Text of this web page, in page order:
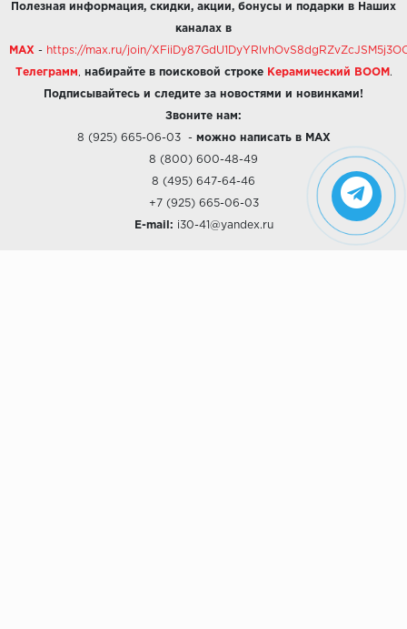
Полезная информация, скидки, акции, бонусы и подарки в Наших
каналах в
MAX - https://max.ru/join/
Телеграмм набирайте в поисковой строке Керамический BOOM .
Подписывайтесь и следите за новостями и новинками!
Звоните нам:
8 (925) 665-06-03- можно написать в MAX
8 (800) 600-48-49
8 (495) 647-64-46
+7 (925) 665-06-03
E-mail: i30-41@yandex.ru